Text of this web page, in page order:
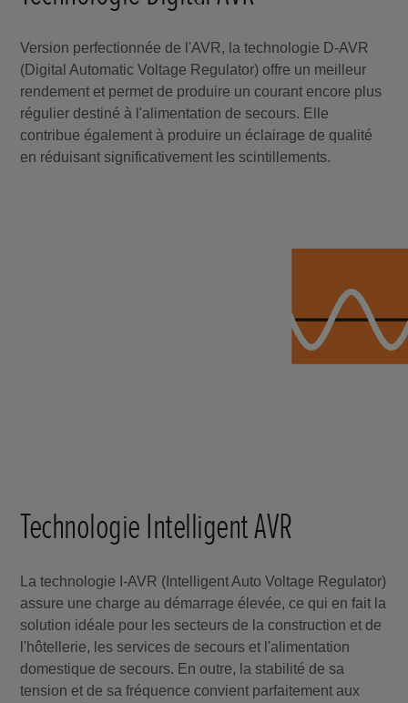
Version perfectionnée de l'AVR, la technologie D-AVR
(Digital Automatic Voltage Regulator) offre un meilleur
rendement et permet de produire un courant encore plus
régulier destiné à l'alimentation de secours. Elle
contribue également à produire un éclairage de qualité
en réduisant significativement les scintillements.
Technologie Intelligent AVR
La technologie I-AVR (Intelligent Auto Voltage Regulator)
assure une charge au démarrage élevée, ce qui en fait la
solution idéale pour les secteurs de la construction et de
l'hôtellerie, les services de secours et l'alimentation
domestique de secours. En outre, la stabilité de sa
tension et de sa fréquence convient parfaitement aux